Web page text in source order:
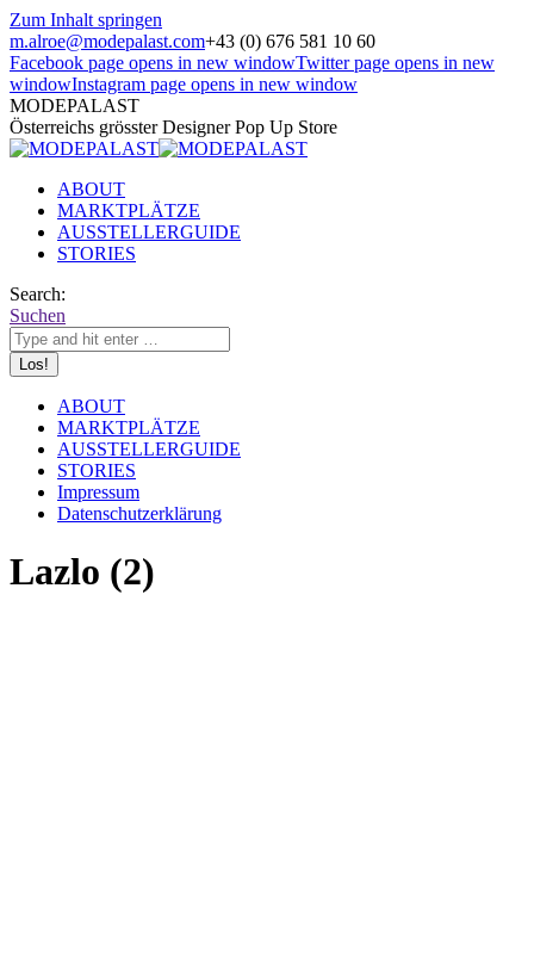
Zum Inhalt springen
m.alroe@modepalast.com+43 (0) 676 581 10 60
Facebook page opens in new windowTwitter page opens in new
windowInstagram page opens in new window
MODEPALAST
Österreichs grösster Designer Pop Up Store
ABOUT
MARKTPLÄTZE
AUSSTELLERGUIDE
STORIES
Search:
Suchen
ABOUT
MARKTPLÄTZE
AUSSTELLERGUIDE
STORIES
Impressum
Datenschutzerklärung
Lazlo (2)